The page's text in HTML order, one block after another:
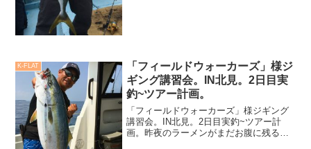
K-FLAT
「フィールドウォーカーズ」様ジ
ギング講習会。IN北見。2日目実
釣~ツアー計画。
「フィールドウォーカーズ」様ジギング
講習会。IN北見。2日目実釣~ツアー計
画。昨夜のラーメンがまだお腹に残る感